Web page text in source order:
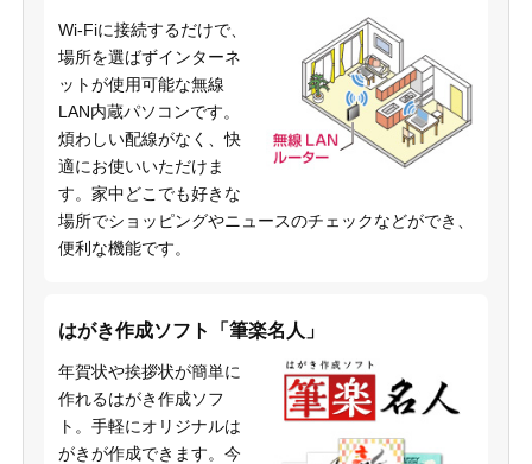
Wi-Fiに接続するだけで、
場所を選ばずインターネ
ットが使用可能な無線
LAN内蔵パソコンです。
煩わしい配線がなく、快
適にお使いいただけま
す。家中どこでも好きな
場所でショッピングやニュースのチェックなどができ、
便利な機能です。
はがき作成ソフト「筆楽名人」
年賀状や挨拶状が簡単に
作れるはがき作成ソフ
ト。手軽にオリジナルは
がきが作成できます。今